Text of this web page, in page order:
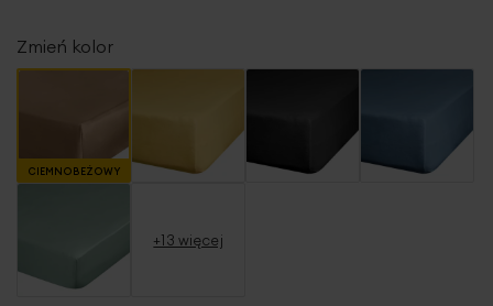
Zmień kolor
CIEMNOBEŻOWY
+13 więcej